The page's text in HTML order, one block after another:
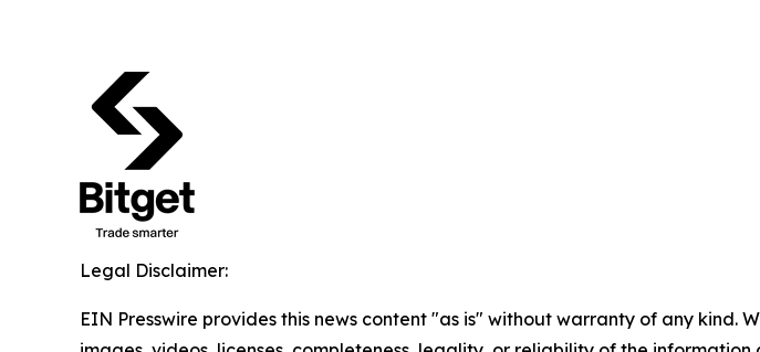
Legal Disclaimer:
EIN Presswire provides this news content "as is" without warranty of any